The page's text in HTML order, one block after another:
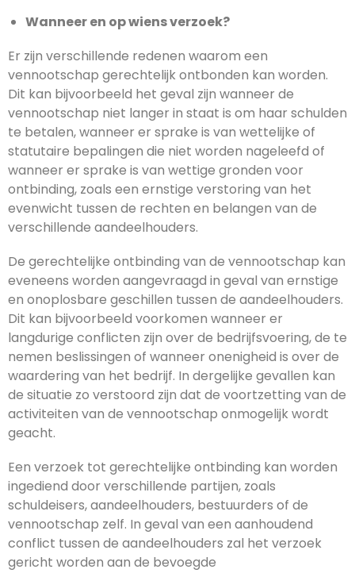
Wanneer en op wiens verzoek?
Er zijn verschillende redenen waarom een
vennootschap gerechtelijk ontbonden kan worden.
Dit kan bijvoorbeeld het geval zijn wanneer de
vennootschap niet langer in staat is om haar schulden
te betalen, wanneer er sprake is van wettelijke of
statutaire bepalingen die niet worden nageleefd of
wanneer er sprake is van wettige gronden voor
ontbinding, zoals een ernstige verstoring van het
evenwicht tussen de rechten en belangen van de
verschillende aandeelhouders.
De gerechtelijke ontbinding van de vennootschap kan
eveneens worden aangevraagd in geval van ernstige
en onoplosbare geschillen tussen de aandeelhouders.
Dit kan bijvoorbeeld voorkomen wanneer er
langdurige conflicten zijn over de bedrijfsvoering, de te
nemen beslissingen of wanneer onenigheid is over de
waardering van het bedrijf. In dergelijke gevallen kan
de situatie zo verstoord zijn dat de voortzetting van de
activiteiten van de vennootschap onmogelijk wordt
geacht.
Een verzoek tot gerechtelijke ontbinding kan worden
ingediend door verschillende partijen, zoals
schuldeisers, aandeelhouders, bestuurders of de
vennootschap zelf. In geval van een aanhoudend
conflict tussen de aandeelhouders zal het verzoek
gericht worden aan de bevoegde